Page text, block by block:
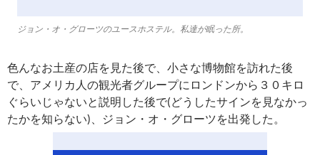
ジョン・オ・グローツのユースホステル。私達が眠った所。
色んなお土産の店を見た後で、小さな博物館を訪れた後
で、アメリカ人の観光者グループにロンドンから３０キロ
ぐらいじゃないと説明した後で(どうしたサインを見なかっ
たかを知らない)、ジョン・オ・グローツを出発した。